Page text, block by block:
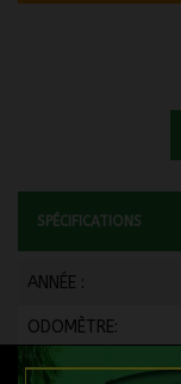
SPÉCIFICATIONS
ANNÉE :
ODOMÈTRE:
TRANSMISSION :